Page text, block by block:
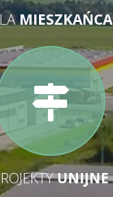
MIESZKAŃCA
UNIJNE